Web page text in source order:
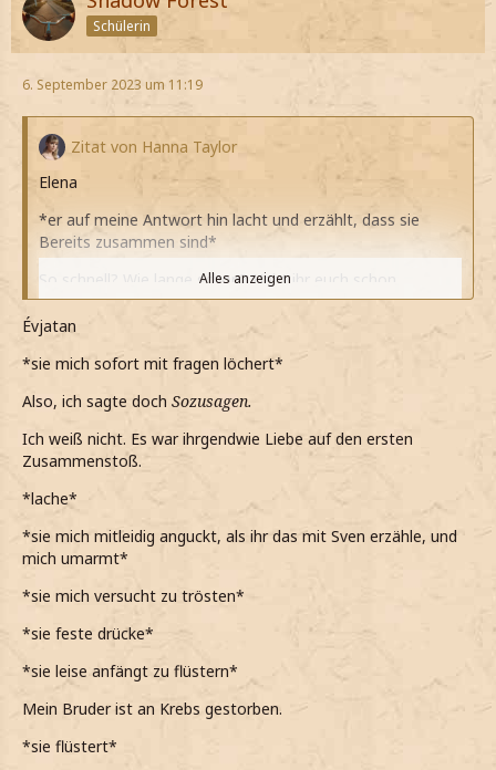
Schülerin
6. September 2023 um 11:19
Zitat von Hanna Taylor
Elena
*er auf meine Antwort hin lacht und erzählt, dass sie
Bereits zusammen sind*
So schnell? Wie lange schon? Habt ihr euch schon
geküsst?
*ihn sofort mit Fragen löchere*
*ihn wohl eher nicht nach Sven hätte fragen sollen, da auf
einmal Tränen in seine Augen steigen*
*auf einmal so sehr in Mitleid verfalle, dass in als Trost
einfach umarme*
Das tut mir so leid
*während der Umarmung leise flüstere*
*beschließe ihm dann auch die Wahrheit zu erzählen, als
er nach mir fragt, wieso so traurig bin*
Mein Bruder ist an Krebs gestorben
Alles anzeigen
Évjatan
*sie mich sofort mit fragen löchert*
Also, ich sagte doch Sozusagen.
Ich weiß nicht. Es war ihrgendwie Liebe auf den ersten
Zusammenstoß.
*lache*
*sie mich mitleidig anguckt, als ihr das mit Sven erzähle, und
mich umarmt*
*sie mich versucht zu trösten*
*sie feste drücke*
*sie leise anfängt zu flüstern*
Mein Bruder ist an Krebs gestorben.
*sie flüstert*